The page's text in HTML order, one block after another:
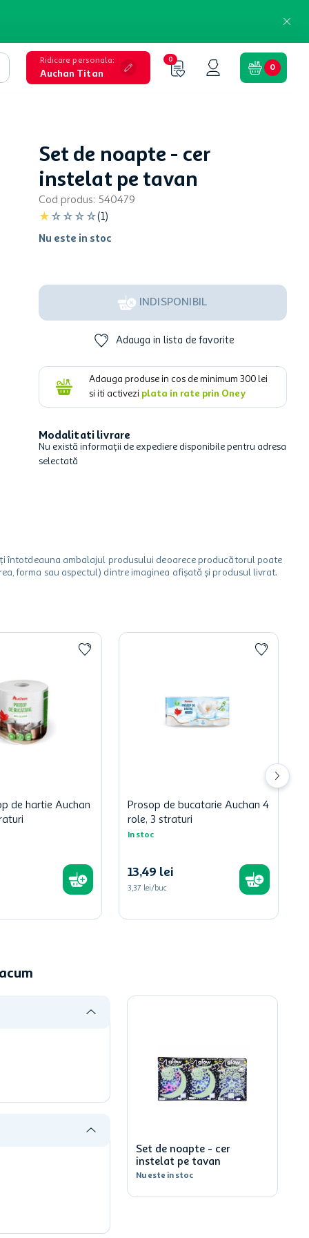
Ridicare personala:
Auchan Titan
0
0
Set de noapte - cer
instelat pe tavan
Cod produs: 540479
★ ☆ ☆ ☆ ☆(1)
Nu este in stoc
INDISPONIBIL
Adauga in lista de favorite
Adauga produse in cos de minimum 300 lei
si iti activezi plata in rate prin Oney
Modalitati livrare
Nu există informații de expediere disponibile pentru adresa
selectată
întotdeauna ambalajul produsului deoarece producătorul poate
forma sau aspectul) dintre imaginea afișată și produsul livrat.
de hartie Auchan
Prosop de bucatarie Auchan 4
role, 3 straturi
In stoc
13,49 lei
3,37 lei/buc
Set de noapte - cer
instelat pe tavan
Nu este in stoc